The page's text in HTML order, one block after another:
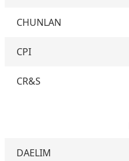
CHUNLAN
CPI
CR&S
DAELIM